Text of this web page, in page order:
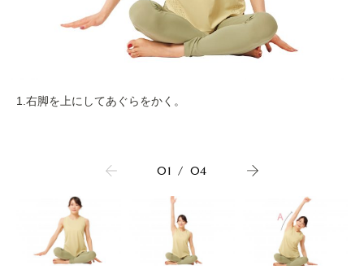
1.右脚を上にしてあぐらをかく。
01 / 04